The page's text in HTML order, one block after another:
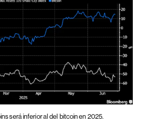
será inferior al del bitcoin en 2025.